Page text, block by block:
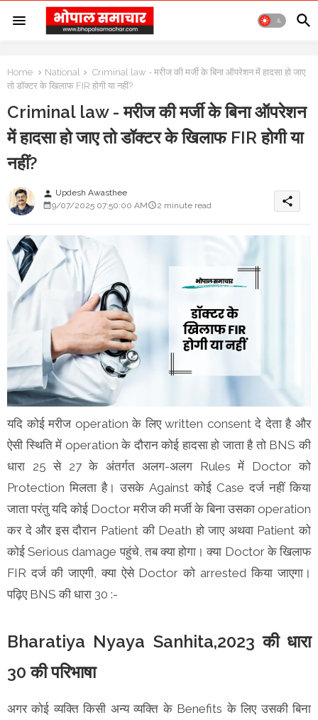
Home National
Criminal law - मरीज की मर्जी के बिना ऑपरेशन में हादसा हो जाए
तो डॉक्टर के खिलाफ FIR होगी या नहीं?
Criminal law - मरीज की मर्जी के बिना ऑपरेशन
में हादसा हो जाए तो डॉक्टर के खिलाफ FIR होगी या
नहीं?
person Updesh Awasthee
9/07/2025 07:50:00 AM
2 minute read share
यदि कोई मरीज operation के लिए written consent दे देता है और
ऐसी स्थिति में operation के दौरान कोई हादसा हो जाता है तो BNS की
धारा 25 से 27 के अंतर्गत अलग-अलग Rules में Doctor को
Protection मिलता है। उसके Against कोई Case दर्ज नहीं किया
जाता परंतु यदि कोई Doctor मरीज की मर्जी के बिना उसका operation
कर दे और इस दौरान Patient की Death हो जाए अथवा Patient को
कोई Serious damage पहुंचे, तब क्या होगा। क्या Doctor के खिलाफ
FIR दर्ज की जाएगी, क्या ऐसे Doctor को arrested किया जाएगा।
पढ़िए BNS की धारा 30 :-
Bharatiya Nyaya Sanhita,2023 की धारा
30 की परिभाषा
अगर कोई व्यक्ति किसी अन्य व्यक्ति के Benefits के लिए उसकी बिना